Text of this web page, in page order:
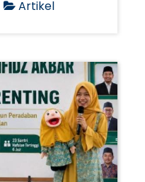
Artikel